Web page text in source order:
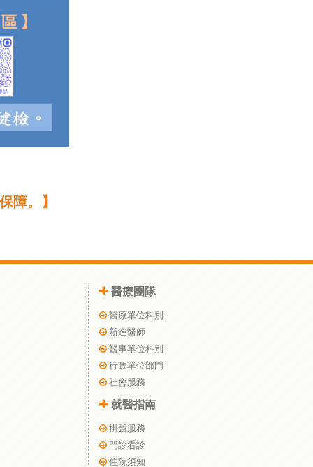
障。】
醫療團隊
醫療單位科別
新進醫師
醫事單位科別
行政單位部門
社會服務
就醫指南
掛號服務
門診看診
住院須知